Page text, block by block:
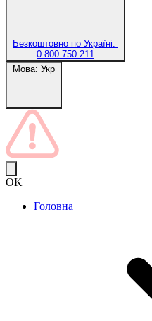
Безкоштовно по Україні:
0 800 750 211
Мова: Укр
OK
Головна